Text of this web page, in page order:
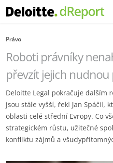
Právo
Roboti právníky
převzít jejich nudnou
Deloitte Legal pokračuje dalším
jsou stále vyšší, řekl Jan Spáčil,
oblasti celé střední Evropy. Co
strategickém růstu, užitečné
konfliktu zájmů a